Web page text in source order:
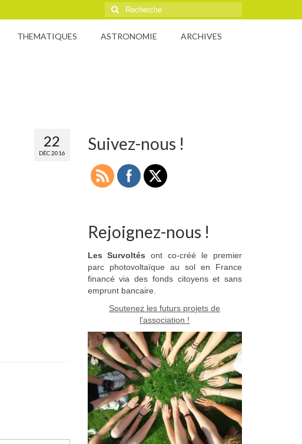
Rechercher
:
THEMATIQUES ASTRONOMIE ARCHIVES
22
DÉC 2016 Suivez-nous !
Rejoignez-nous !
Les Survoltés ont co-créé le premier
parc photovoltaïque au sol en France
financé via des fonds citoyens et sans
emprunt bancaire.
Soutenez les futurs projets de
l'association !